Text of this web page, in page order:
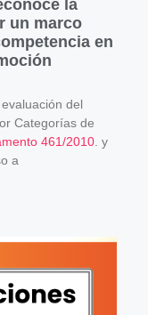
la
un marco
en
del
Categorías de
461/2010. y
a